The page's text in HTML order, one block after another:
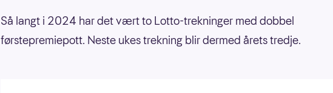
Så langt i 2024 har det vært to Lotto-trekninger med dobbel
førstepremiepott. Neste ukes trekning blir dermed årets tredje.